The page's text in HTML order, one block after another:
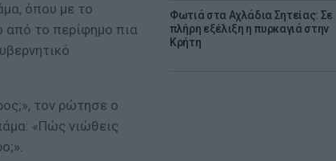
Φωτιά στα Αχλάδια Σητείας: Σε
πλήρη εξέλιξη η πυρκαγιά στην
Κρήτη
όπου με το
από το περίφημο πια
τον ρώτησε ο
«Πώς νιώθεις